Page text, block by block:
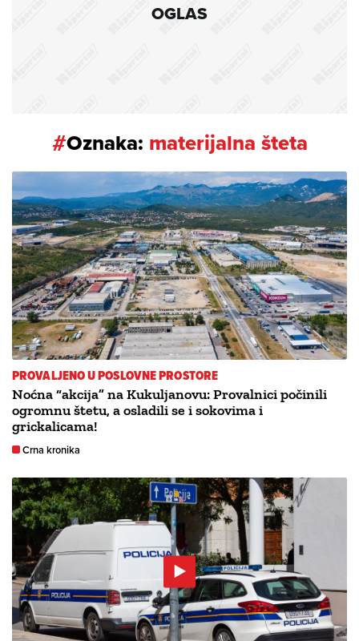
OGLAS
#Oznaka: materijalna šteta
PROVALJENO U POSLOVNE PROSTORE
Noćna “akcija” na Kukuljanovu: Provalnici počinili
ogromnu štetu, a osladili se i sokovima i
grickalicama!
Crna kronika